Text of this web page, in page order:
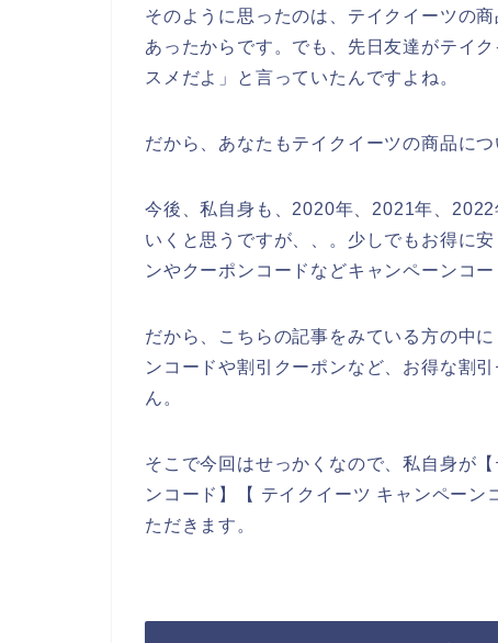
そのように思ったのは、テイクイーツの
あったからです。でも、先日友達がテイ
スメだよ」と言っていたんですよね。
だから、あなたもテイクイーツの商品に
今後、私自身も、2020年、2021年、
いくと思うですが、、。少しでもお得に
ンやクーポンコードなどキャンペーンコ
だから、こちらの記事をみている方の中
ンコードや割引クーポンなど、お得な割
ん。
そこで今回はせっかくなので、私自身が
ンコード】【 テイクイーツ キャンペー
ただきます。